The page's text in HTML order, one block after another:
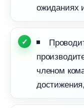
ожиданиях
членом